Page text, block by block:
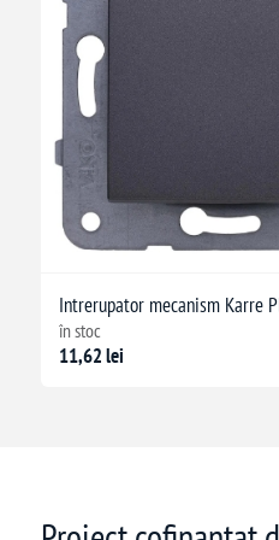
Intrerupator mecanism Karre
în stoc
11,62 lei